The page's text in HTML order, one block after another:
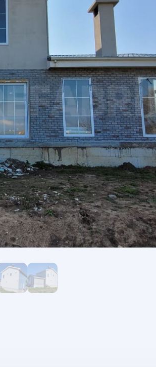
Kafeterya
Acil Afet Binaları
Prefabrik Bağ Evi